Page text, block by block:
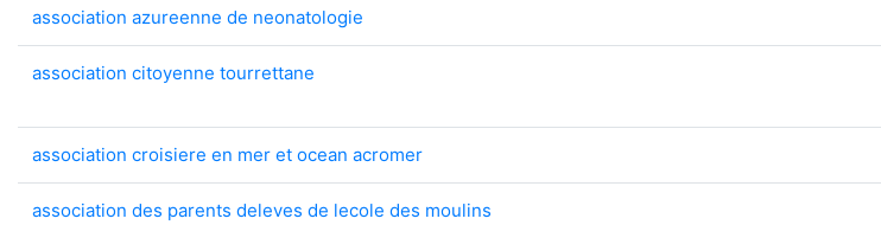
association azureenne de neonatologie
association citoyenne tourrettane
association croisiere en mer et ocean acromer
association des parents deleves de lecole des moulins